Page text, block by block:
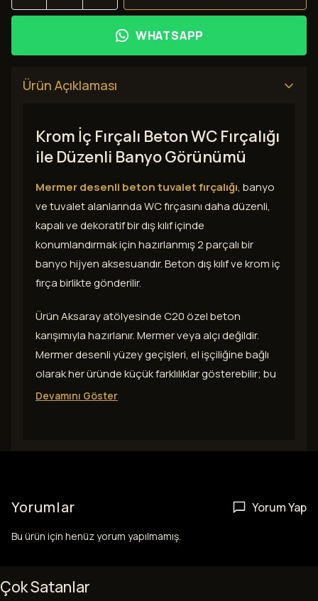
WHATSAPP
Ürün Açıklaması
Krom İç Fırçalı Beton WC Fırçalığı
ile Düzenli Banyo Görünümü
Mermer desenli beton tuvalet fırçalığı, banyo
ve tuvalet alanlarında WC fırçasını daha düzenli,
kapalı ve dekoratif bir dış kılıf içinde
konumlandırmak için hazırlanmış 2 parçalı bir
banyo hijyen aksesuarıdır. Beton dış kılıf ve krom iç
fırça birlikte gönderilir.
Ürün Aksaray atölyesinde C20 özel beton
karışımıyla hazırlanır. Mermer veya alçı değildir.
Mermer desenli yüzey geçişleri, el işçiliğine bağlı
olarak her üründe küçük farklılıklar gösterebilir; bu
Devamını Göster
Yorumlar Yorum Yap
Bu ürün için henüz yorum yapılmamış.
Çok Satanlar